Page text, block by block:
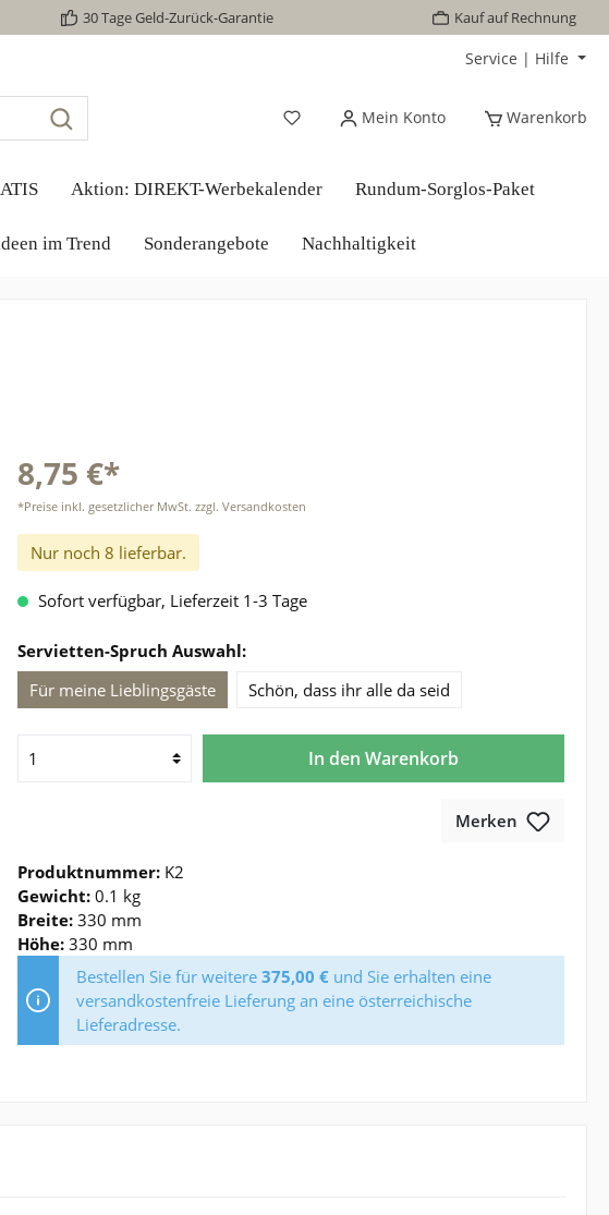
30 Tage Geld-Zurück-Garantie Kauf auf Rechnung
Service | Hilfe
Mein Konto Warenkorb
Aktion: DIREKT-Werbekalender Rundum-Sorglos-Paket
im Trend Sonderangebote Nachhaltigkeit
8,75 €*
*Preise inkl. gesetzlicher MwSt. zzgl. Versandkosten
Nur noch 8 lieferbar.
Sofort verfügbar, Lieferzeit 1-3 Tage
Servietten-Spruch Auswahl:
Für meine Lieblingsgäste
Schön, dass ihr alle da seid
In den Warenkorb
Merken
Produktnummer: K2
Gewicht: 0.1 kg
Breite: 330 mm
Höhe: 330 mm
Bestellen Sie für weitere 375,00 €und Sie erhalten eine
versandkostenfreie Lieferung an eine österreichische
Lieferadresse.